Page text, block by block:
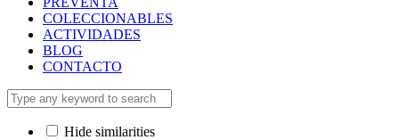
COLECCIONABLES
ACTIVIDADES
BLOG
CONTACTO
Hide similarities